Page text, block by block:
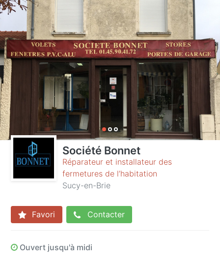
Société Bonnet
Réparateur et installateur des
fermetures de l’habitation
Sucy-en-Brie
Favori Contacter
Ouvert jusqu'à midi